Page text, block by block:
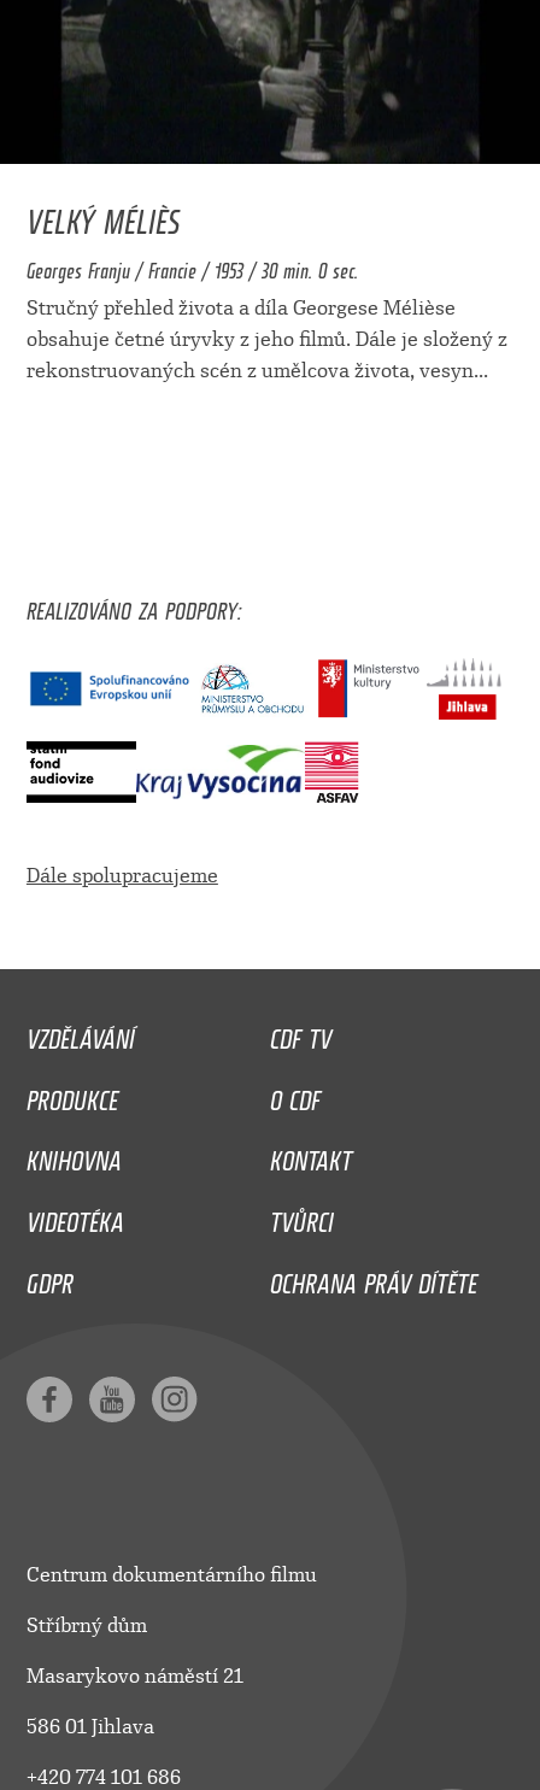
VELKÝ MÉLIÈS
Georges Franju / Francie / 1953 / 30 min. 0 sec.
Stručný přehled života a díla Georgese Mélièse
obsahuje četné úryvky z jeho filmů. Dále je složený z
rekonstruovaných scén z umělcova života, vesyn...
REALIZOVÁNO ZA PODPORY:
Dále spolupracujeme
VZDĚLÁVÁNÍ
CDF TV
PRODUKCE
O CDF
KNIHOVNA
KONTAKT
VIDEOTÉKA
TVŮRCI
GDPR
OCHRANA PRÁV DÍTĚTE
Centrum dokumentárního filmu
Stříbrný dům
Masarykovo náměstí 21
586 01 Jihlava
+420 774 101 686